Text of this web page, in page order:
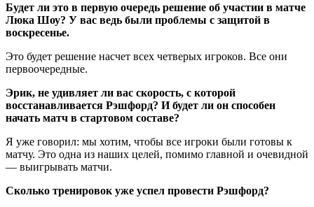
Будет ли это в первую очередь решение об участии в матче
Люка Шоу? У вас ведь были проблемы с защитой в
воскресенье.
Это будет решение насчет всех четверых игроков. Все они
первоочередные.
Эрик, не удивляет ли вас скорость, с которой
восстанавливается Рэшфорд? И будет ли он способен
начать матч в стартовом составе?
Я уже говорил: мы хотим, чтобы все игроки были готовы к
матчу. Это одна из наших целей, помимо главной и очевидной
— выигрывать матчи.
Сколько тренировок уже успел провести Рэшфорд?